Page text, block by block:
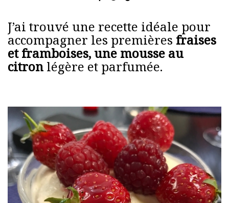
J’ai trouvé une recette idéale pour
accompagner les premières fraises
et framboises, une mousse au
citron légère et parfumée.